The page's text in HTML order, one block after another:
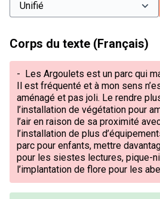
Corps du texte (Français)
- Les Argoulets est un parc qui
Il est fréquenté et à mon sens
aménagé et pas joli. Le rendre
l’installation de végétation pour
l’air en raison de sa proximité
l’installation de plus
parc pour enfants, mettre
pour les siestes lectures, pique-
l’implantation de flore pour les